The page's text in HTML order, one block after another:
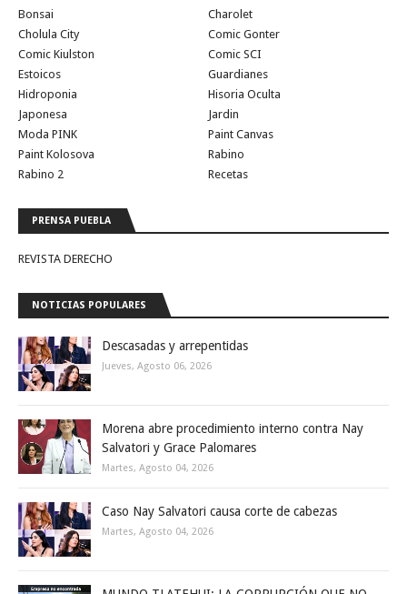
Bonsai
Charolet
Cholula City
Comic Gonter
Comic Kiulston
Comic SCI
Estoicos
Guardianes
Hidroponia
Hisoria Oculta
Japonesa
Jardin
Moda PINK
Paint Canvas
Paint Kolosova
Rabino
Rabino 2
Recetas
PRENSA PUEBLA
REVISTA DERECHO
NOTICIAS POPULARES
Descasadas y arrepentidas
Jueves, Agosto 06, 2026
Morena abre procedimiento interno contra Nay
Salvatori y Grace Palomares
Martes, Agosto 04, 2026
Caso Nay Salvatori causa corte de cabezas
Martes, Agosto 04, 2026